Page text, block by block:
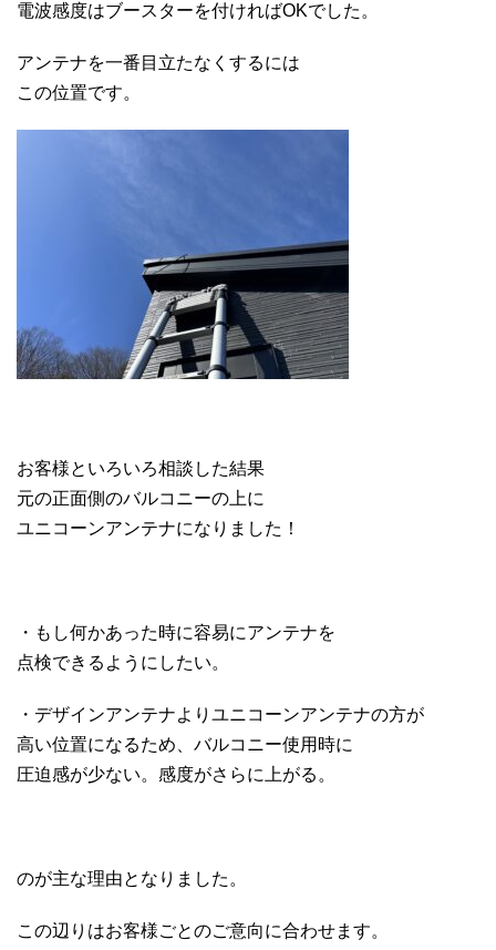
電波感度はブースターを付ければOKでした。
アンテナを一番目立たなくするには
この位置です。
お客様といろいろ相談した結果
元の正面側のバルコニーの上に
ユニコーンアンテナになりました！
・もし何かあった時に容易にアンテナを
点検できるようにしたい。
・デザインアンテナよりユニコーンアンテナの方が
高い位置になるため、バルコニー使用時に
圧迫感が少ない。感度がさらに上がる。
のが主な理由となりました。
この辺りはお客様ごとのご意向に合わせます。